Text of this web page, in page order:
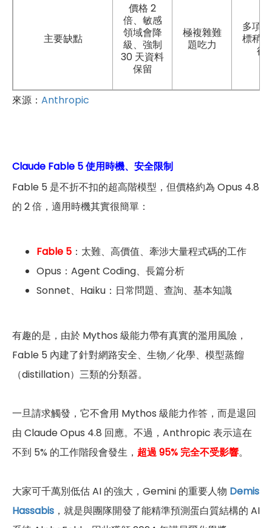
主要缺點
價格 2
倍、敏感
領域會降
級、強制
30 天資料
保留
極複雜難
題吃力
多項
標稍
後
來源： Anthropic
Claude Fable 5 使用時機、安全限制
Fable 5 是不折不扣的超高階模型，但價格約為 Opus 4.8
的 2 倍，適用時機其實很簡單：
Fable 5 ：太難、高價值、牽涉大量程式碼的工作
Opus：Agent Coding、長篇分析
Sonnet、Haiku：日常問題、查詢、基本知識
有趣的是，由於 Mythos 級能力帶有真實的濫用風險，
Fable 5 內建了針對網路安全、生物／化學、模型蒸餾
（distillation）三類的分類器。
一旦請求觸發，它不會用 Mythos 級能力作答，而是退回
由 Claude Opus 4.8 回應。不過，Anthropic 表示這在
不到 5% 的工作階段會發生， 超過 95% 完全不受影響。
大家可千萬別低估 AI 的強大，Gemini 的重要人物 Demis
Hassabis ，就是與團隊開發了能精準預測蛋白質結構的 AI